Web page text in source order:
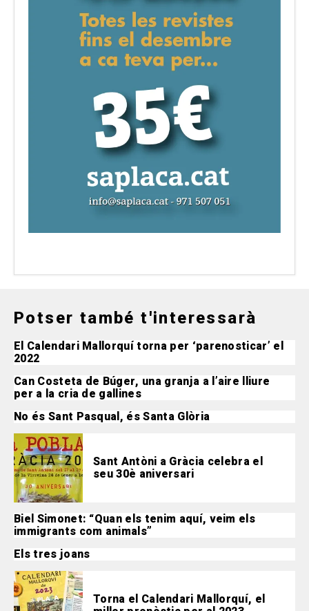
Potser també t'interessarà
El Calendari Mallorquí torna per ‘parenosticar’ el
2022
Can Costeta de Búger, una granja a l’aire lliure
per a la cria de gallines
No és Sant Pasqual, és Santa Glòria
Sant Antòni a Gràcia celebra el
seu 30è aniversari
Biel Simonet: “Quan els tenim aquí, veim els
immigrants com animals”
Els tres joans
Torna el Calendari Mallorquí, el